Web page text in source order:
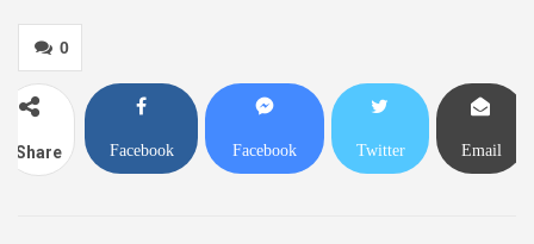
0
Share Facebook Facebook Twitter Email